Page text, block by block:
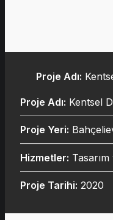
Proje Adı:
Proje Adı: Kentsel
Proje Yeri:
Hizmetler:
Proje Tarihi: 2020